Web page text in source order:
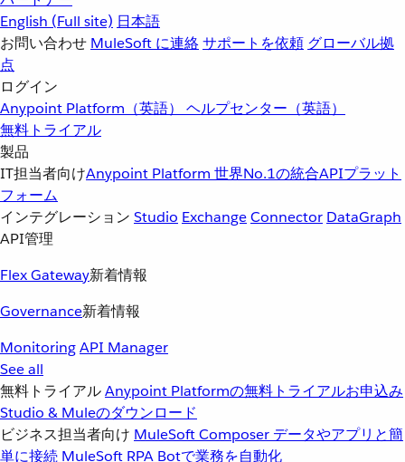
English (Full site) 日本語
お問い合わせ MuleSoft に連絡サポートを依頼 グローバル拠
点
ログイン
Anypoint Platform（英語） ヘルプセンター（英語）
無料トライアル
製品
IT担当者向けAnypoint Platform 世界No.1の統合APIプラット
フォーム
インテグレーション Studio ExchangeConnector DataGraph
API管理
Flex Gateway新着情報
Governance新着情報
MonitoringAPI Manager
See all
無料トライアルAnypoint Platformの無料トライアルお申込み
Studio & Muleのダウンロード
ビジネス担当者向け MuleSoft Composer データやアプリと簡
単に接続 MuleSoft RPA Botで業務を自動化